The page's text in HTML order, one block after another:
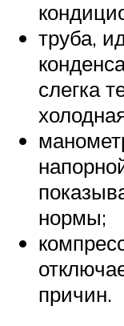
труба,
слегка
нормы;
причин.